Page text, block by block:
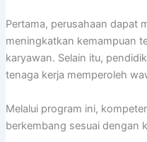
Pertama, perusahaan dapat
meningkatkan kemampuan
karyawan. Selain itu,
tenaga kerja memperoleh
Melalui program ini,
berkembang sesuai dengan